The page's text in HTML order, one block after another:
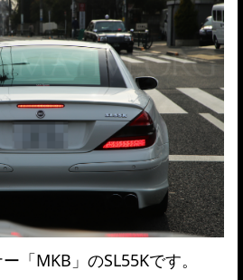
「MKB」のSL55Kです。